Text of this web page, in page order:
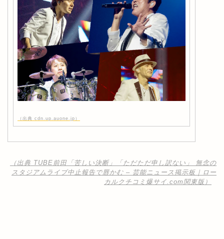
（出典 cdn.up.auone.jp）
（出典 TUBE前田「苦しい決断」「ただただ申し訳ない」 無念の
スタジアムライブ中止報告で唇かむ – 芸能ニュース掲示板｜ロー
カルクチコミ爆サイ.com関東版）